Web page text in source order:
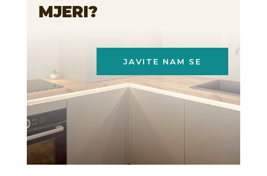
MJERI?
JAVITE NAM SE